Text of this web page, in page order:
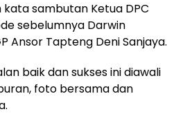
sambutan Ketua DPC
sebelumnya Darwin
Ansor Tapteng Deni Sanjaya.
baik dan sukses ini diawali
foto bersama dan